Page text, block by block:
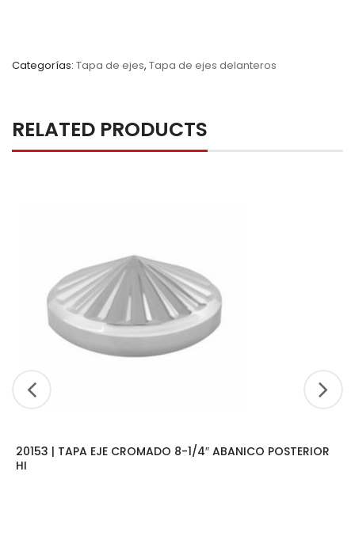
Categorías: Tapa de ejes, Tapa de ejes delanteros
RELATED PRODUCTS
20153 | TAPA EJE CROMADO 8-1/4″ ABANICO POSTERIOR
HI